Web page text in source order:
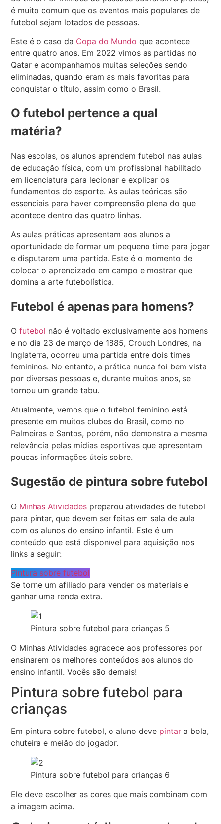
é muito comum que os eventos mais populares de
futebol sejam lotados de pessoas.
Este é o caso da Copa do Mundo que acontece
entre quatro anos. Em 2022 vimos as partidas no
Qatar e acompanhamos muitas seleções sendo
eliminadas, quando eram as mais favoritas para
conquistar o título, assim como o Brasil.
O futebol pertence a qual
matéria?
Nas escolas, os alunos aprendem futebol nas aulas
de educação física, com um profissional habilitado
em licenciatura para lecionar e explicar os
fundamentos do esporte. As aulas teóricas são
essenciais para haver compreensão plena do que
acontece dentro das quatro linhas.
As aulas práticas apresentam aos alunos a
oportunidade de formar um pequeno time para jogar
e disputarem uma partida. Este é o momento de
colocar o aprendizado em campo e mostrar que
domina a arte futebolística.
Futebol é apenas para homens?
Ofutebol não é voltado exclusivamente aos homens
e no dia 23 de março de 1885, Crouch Londres, na
Inglaterra, ocorreu uma partida entre dois times
femininos. No entanto, a prática nunca foi bem vista
por diversas pessoas e, durante muitos anos, se
tornou um grande tabu.
Atualmente, vemos que o futebol feminino está
presente em muitos clubes do Brasil, como no
Palmeiras e Santos, porém, não demonstra a mesma
relevância pelas mídias esportivas que apresentam
poucas informações úteis sobre.
Sugestão de pintura sobre futebol
O Minhas Atividades preparou atividades de futebol
para pintar, que devem ser feitas em sala de aula
com os alunos do ensino infantil. Este é um
conteúdo que está disponível para aquisição nos
links a seguir:
Pintura sobre futebol
Se torne um afiliado para vender os materiais e
ganhar uma renda extra.
Pintura sobre futebol para crianças 5
O Minhas Atividades agradece aos professores por
ensinarem os melhores conteúdos aos alunos do
ensino infantil. Vocês são demais!
Pintura sobre futebol para
crianças
Em pintura sobre futebol, o aluno deve pintar a bola,
chuteira e meião do jogador.
Pintura sobre futebol para crianças 6
Ele deve escolher as cores que mais combinam com
a imagem acima.